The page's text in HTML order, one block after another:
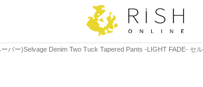
パー)Selvage Denim Two Tuck Tapered Pants -LIGHT FADE-